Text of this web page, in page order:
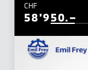
CHF
58'950.–